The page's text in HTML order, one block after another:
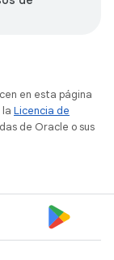
en esta página
Licencia de
de Oracle o sus